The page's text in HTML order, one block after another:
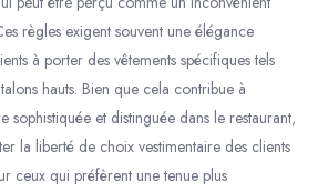
règles exigent souvent une élégance
à porter des vêtements spécifiques tels
hauts. Bien que cela contribue à
sophistiquée et distinguée dans le restaurant,
la liberté de choix vestimentaire des clients
ceux qui préfèrent une tenue plus